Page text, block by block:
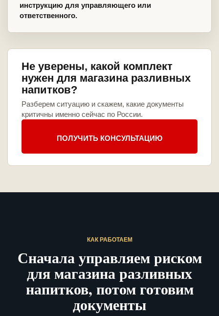
инструкцию для управляющего или
ответственного.
Не уверены, какой комплект
нужен для магазина разливных
напитков?
Разберем ситуацию и скажем, какие документы
критичны именно сейчас по России.
ПОЛУЧИТЬ КОНСУЛЬТАЦИЮ
КАК РАБОТАЕМ
Сначала управляем риском
для магазина разливных
напитков, потом готовим
документы